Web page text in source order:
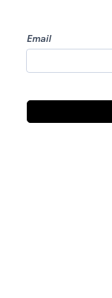
Email